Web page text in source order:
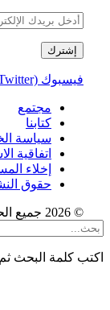
فيسبوك
مجتمع
كتابنا
سياسة
اتفاقية
إخلاء
حقوق
© 2026 جميع الحقوق محفوظة. Libyalife24.com
اكتب كلمة البحث